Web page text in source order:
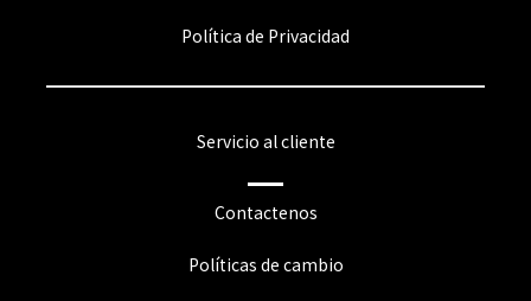
Política de Privacidad
Servicio al cliente
Contactenos
Políticas de cambio